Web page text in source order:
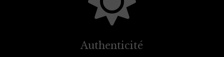
Authenticité